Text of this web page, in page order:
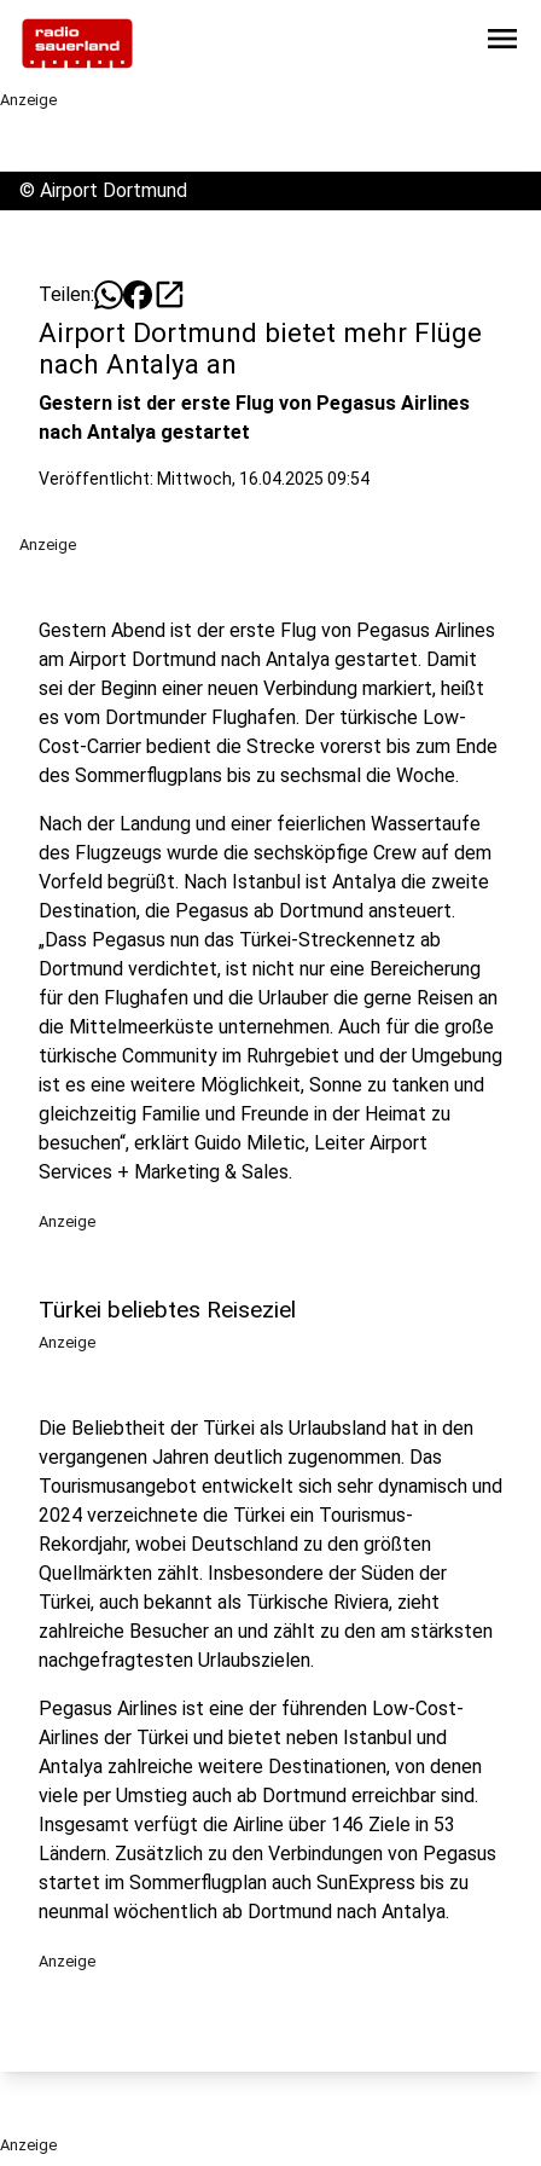
menu
Anzeige
© Airport Dortmund
Teilen: open_in_new
Airport Dortmund bietet mehr Flüge
nach Antalya an
Gestern ist der erste Flug von Pegasus Airlines
nach Antalya gestartet
Veröffentlicht: Mittwoch, 16.04.2025 09:54
Anzeige
Gestern Abend ist der erste Flug von Pegasus Airlines
am Airport Dortmund nach Antalya gestartet. Damit
sei der Beginn einer neuen Verbindung markiert, heißt
es vom Dortmunder Flughafen. Der türkische Low-
Cost-Carrier bedient die Strecke vorerst bis zum Ende
des Sommerflugplans bis zu sechsmal die Woche.
Nach der Landung und einer feierlichen Wassertaufe
des Flugzeugs wurde die sechsköpfige Crew auf dem
Vorfeld begrüßt. Nach Istanbul ist Antalya die zweite
Destination, die Pegasus ab Dortmund ansteuert.
„Dass Pegasus nun das Türkei-Streckennetz ab
Dortmund verdichtet, ist nicht nur eine Bereicherung
für den Flughafen und die Urlauber die gerne Reisen an
die Mittelmeerküste unternehmen. Auch für die große
türkische Community im Ruhrgebiet und der Umgebung
ist es eine weitere Möglichkeit, Sonne zu tanken und
gleichzeitig Familie und Freunde in der Heimat zu
besuchen“, erklärt Guido Miletic, Leiter Airport
Services + Marketing & Sales.
Anzeige
Türkei beliebtes Reiseziel
Anzeige
Die Beliebtheit der Türkei als Urlaubsland hat in den
vergangenen Jahren deutlich zugenommen. Das
Tourismusangebot entwickelt sich sehr dynamisch und
2024 verzeichnete die Türkei ein Tourismus-
Rekordjahr, wobei Deutschland zu den größten
Quellmärkten zählt. Insbesondere der Süden der
Türkei, auch bekannt als Türkische Riviera, zieht
zahlreiche Besucher an und zählt zu den am stärksten
nachgefragtesten Urlaubszielen.
Pegasus Airlines ist eine der führenden Low-Cost-
Airlines der Türkei und bietet neben Istanbul und
Antalya zahlreiche weitere Destinationen, von denen
viele per Umstieg auch ab Dortmund erreichbar sind.
Insgesamt verfügt die Airline über 146 Ziele in 53
Ländern. Zusätzlich zu den Verbindungen von Pegasus
startet im Sommerflugplan auch SunExpress bis zu
neunmal wöchentlich ab Dortmund nach Antalya.
Anzeige
Anzeige